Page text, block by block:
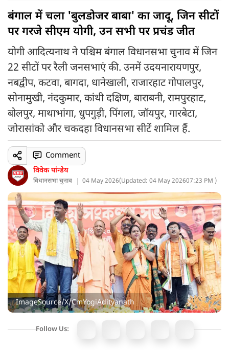
बंगाल में चला 'बुलडोजर बाबा' का जादू, जिन सीटों
पर गरजे सीएम योगी, उन सभी पर प्रचंड जीत
योगी आदित्यनाथ ने पश्चिम बंगाल विधानसभा चुनाव में जिन
22 सीटों पर रैली जनसभाएं की. उनमें उदयनारायणपुर,
नबद्वीप, कटवा, बागदा, धानेखाली, राजारहाट गोपालपुर,
सोनामुखी, नंदकुमार, कांथी दक्षिण, बाराबनी, रामपुरहाट,
बोलपुर, माथाभांगा, धुपगुड़ी, पिंगला, जॉयपुर, गारबेटा,
जोरासांको और चकदहा विधानसभा सीटें शामिल हैं.
विवेक पांन्डेय
विधानसभा चुनाव 04 May 2026(Updated: 04 May 202607:23 PM )
Comment
ImageSource/X/CmYogiAdityanath
Follow Us: